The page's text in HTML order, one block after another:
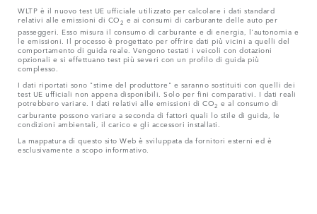
WLTP è il nuovo test UE ufficiale utilizzato per calcolare i dati standard
relativi alle emissioni di CO2 e ai consumi di carburante delle auto per
passeggeri. Esso misura il consumo di carburante e di energia, l'autonomia e
le emissioni. Il processo è progettato per offrire dati più vicini a quelli del
comportamento di guida reale. Vengono testati i veicoli con dotazioni
opzionali e si effettuano test più severi con un profilo di guida più
complesso.
I dati riportati sono "stime del produttore" e saranno sostituiti con quelli dei
test UE ufficiali non appena disponibili. Solo per fini comparativi. I dati reali
potrebbero variare. I dati relativi alle emissioni di CO2 e al consumo di
carburante possono variare a seconda di fattori quali lo stile di guida, le
condizioni ambientali, il carico e gli accessori installati.
La mappatura di questo sito Web è sviluppata da fornitori esterni ed è
esclusivamente a scopo informativo.